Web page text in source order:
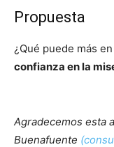
Propuesta
¿Qué puede más
confianza en la
Agradecemos esta
Buenafuente